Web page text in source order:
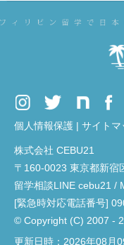
個人情報保護 | サイトマ
株式会社 CEBU21
〒160-0023 東京都新宿
留学相談LINE cebu21 /
[緊急時対応電話番号]
© Copyright (C) 2007 -
更新日時：2026年08月